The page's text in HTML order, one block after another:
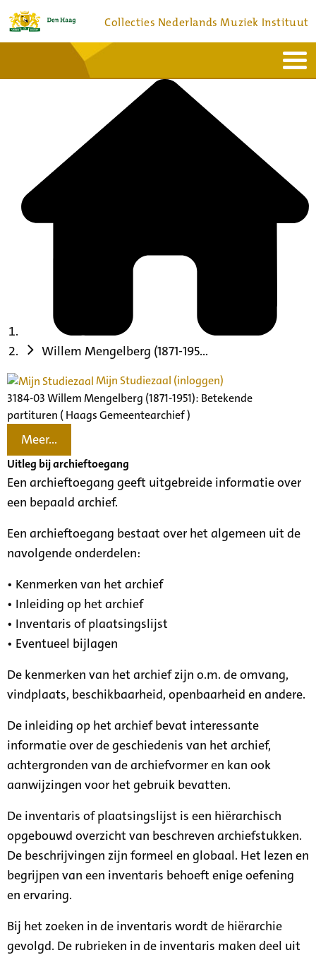
Collecties Nederlands Muziek Instituut
Bronnen en collecties
Willem Mengelberg (1871-195...
Mijn Studiezaal (inloggen)
3184-03 Willem Mengelberg (1871-1951): Betekende
partituren ( Haags Gemeentearchief )
Meer...
Uitleg bij archieftoegang
Een archieftoegang geeft uitgebreide informatie over
een bepaald archief.
Een archieftoegang bestaat over het algemeen uit de
navolgende onderdelen:
• Kenmerken van het archief
• Inleiding op het archief
• Inventaris of plaatsingslijst
• Eventueel bijlagen
De kenmerken van het archief zijn o.m. de omvang,
vindplaats, beschikbaarheid, openbaarheid en andere.
De inleiding op het archief bevat interessante
informatie over de geschiedenis van het archief,
achtergronden van de archiefvormer en kan ook
aanwijzingen voor het gebruik bevatten.
De inventaris of plaatsingslijst is een hiërarchisch
opgebouwd overzicht van beschreven archiefstukken.
De beschrijvingen zijn formeel en globaal. Het lezen en
begrijpen van een inventaris behoeft enige oefening
en ervaring.
Bij het zoeken in de inventaris wordt de hiërarchie
gevolgd. De rubrieken in de inventaris maken deel uit